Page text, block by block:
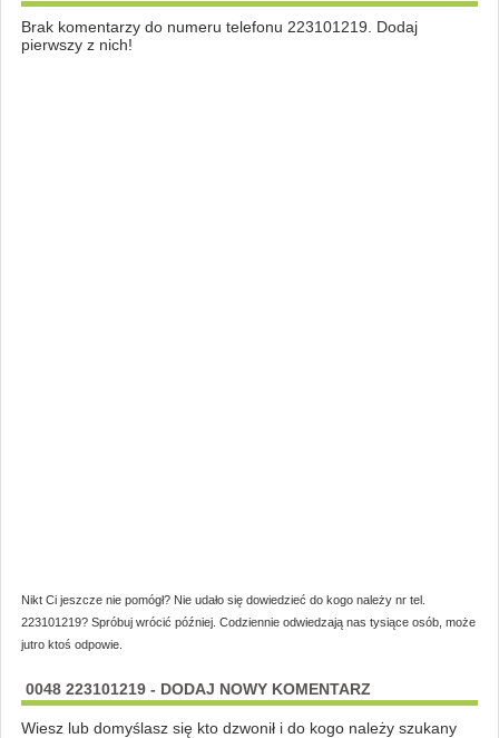
Brak komentarzy do numeru telefonu 223101219. Dodaj
pierwszy z nich!
Nikt Ci jeszcze nie pomógł? Nie udało się dowiedzieć do kogo należy nr tel.
223101219? Spróbuj wrócić później. Codziennie odwiedzają nas tysiące osób, może
jutro ktoś odpowie.
0048 223101219 - DODAJ NOWY KOMENTARZ
Wiesz lub domyślasz się kto dzwonił i do kogo należy szukany